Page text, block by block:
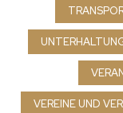
VEREINE UND